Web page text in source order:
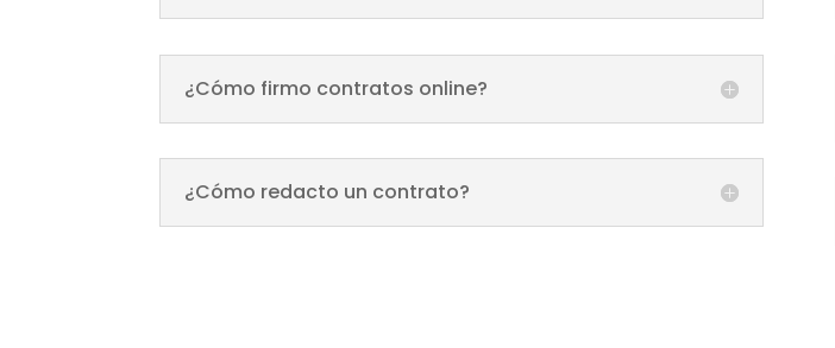
¿Cómo firmo contratos online?
¿Cómo redacto un contrato?